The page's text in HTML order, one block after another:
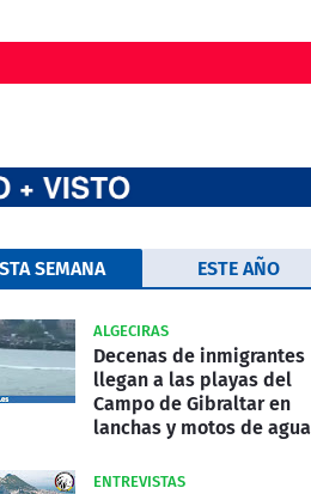
SEMANA ESTE AÑO
ALGECIRAS
Decenas de inmigrantes
llegan a las playas del
Campo de Gibraltar en
lanchas y motos de agua
ENTREVISTAS